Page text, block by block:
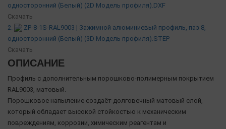
односторонний (Белый) (2D Модель профиля).DXF
Скачать
2.
ZP-8-1S-RAL9003 | Зажимной алюминиевый профиль, паз 8,
односторонний (Белый) (3D Модель профиля).STEP
Скачать
ОПИСАНИЕ
Профиль с дополнительным порошково-полимерным покрытием
RAL9003, матовый.
Порошковое напыление создаёт долговечный матовый слой,
который обладает высокой стойкостью к механическим
повреждениям, коррозии, химическим реагентам и